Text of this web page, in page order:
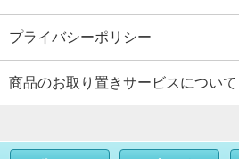
プライバシーポリシー
商品のお取り置きサービスについて